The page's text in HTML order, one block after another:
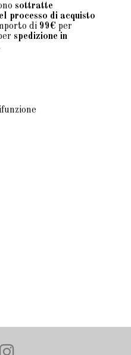
sottratte
processo di acquisto
di 99€ per
spedizione in